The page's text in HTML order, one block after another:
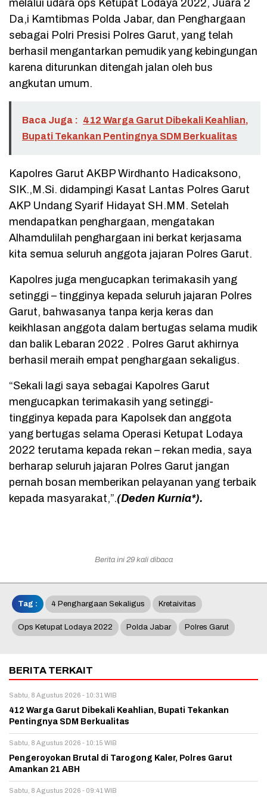
melalui udara ops Ketupat Lodaya 2022, Juara 2
Da,i Kamtibmas Polda Jabar, dan Penghargaan
sebagai Polri Presisi Polres Garut, yang telah
berhasil mengantarkan pemudik yang kebingungan
karena diturunkan ditengah jalan oleh bus
angkutan umum.
Baca Juga : 412 Warga Garut Dibekali Keahlian,
Bupati Tekankan Pentingnya SDM Berkualitas
Kapolres Garut AKBP Wirdhanto Hadicaksono,
SIK.,M.Si. didampingi Kasat Lantas Polres Garut
AKP Undang Syarif Hidayat SH.MM. Setelah
mendapatkan penghargaan, mengatakan
Alhamdulilah penghargaan ini berkat kerjasama
kita semua seluruh anggota jajaran Polres Garut.
Kapolres juga mengucapkan terimakasih yang
setinggi – tingginya kepada seluruh jajaran Polres
Garut, bahwasanya tanpa kerja keras dan
keikhlasan anggota dalam bertugas selama mudik
dan balik Lebaran 2022 . Polres Garut akhirnya
berhasil meraih empat penghargaan sekaligus.
“Sekali lagi saya sebagai Kapolres Garut
mengucapkan terimakasih yang setinggi-
tingginya kepada para Kapolsek dan anggota
yang bertugas selama Operasi Ketupat Lodaya
2022 terutama kepada rekan – rekan media, saya
berharap seluruh jajaran Polres Garut jangan
pernah bosan memberikan pelayanan yang terbaik
kepada masyarakat,”.(Deden Kurnia*).
Berita ini 29 kali dibaca
Tag : 4 Penghargaan Sekaligus Kretaivitas
Ops Ketupat Lodaya 2022 Polda Jabar Polres Garut
BERITA TERKAIT
Sabtu, 8 Agustus 2026 - 10:31 WIB
412 Warga Garut Dibekali Keahlian, Bupati Tekankan
Pentingnya SDM Berkualitas
Sabtu, 8 Agustus 2026 - 10:15 WIB
Pengeroyokan Brutal di Tarogong Kaler, Polres Garut
Amankan 21 ABH
Sabtu, 8 Agustus 2026 - 09:41 WIB